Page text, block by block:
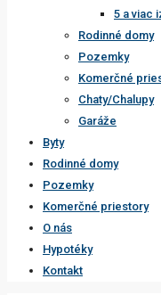
5 a viac
Rodinné domy
Pozemky
Komerčné
Chaty/Chalupy
Garáže
Byty
Rodinné domy
Pozemky
Komerčné priestory
O nás
Hypotéky
Kontakt